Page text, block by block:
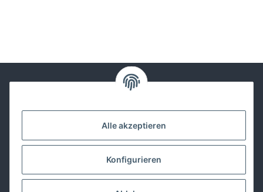
Alle akzeptieren
Konfigurieren
Lackwissen